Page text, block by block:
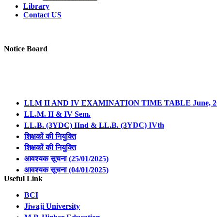
Library
Contact US
Notice Board
LL.M. II & IV Sem.
LL.B. (3YDC) IInd & LL.B. (3YDC) IVth
शिक्षकों की नियुक्ति
शिक्षकों की नियुक्ति
आवश्यक सूचना (25/01/2025)
आवश्यक सूचना (04/01/2025)
Time Table of LL.B. (3YDC) Ist, IIIrd & Vth Semester
Revised Notification Regarding Form Filling of LL.B.
Revised Notification Regarding Form Filling of LL.B.
Revised Notification Regarding Form Filling of LL.M. I &
Revised Notification Regarding Form Filling of LL.M. II
Useful Link
BCI
Jiwaji University